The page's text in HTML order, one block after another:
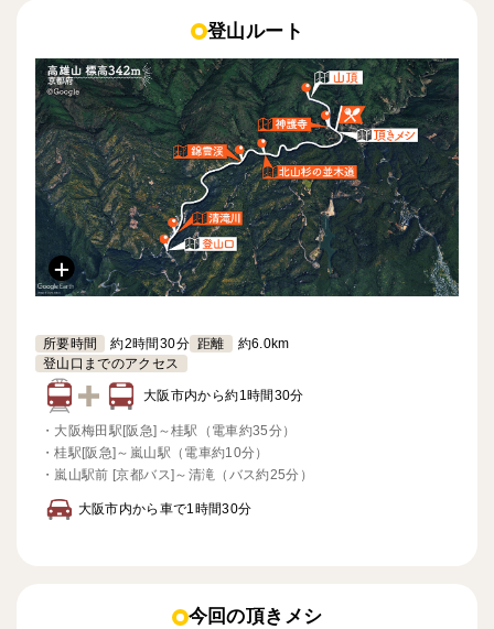
登山ルート
所要時間 約2時間30分 距離
約6.0km
登山口までのアクセス
大阪市内から約1時間30分
・ 大阪梅田駅[阪急]～桂駅（電車約35分）
・桂駅[阪急]～嵐山駅（電車約10分）
・ 嵐山駅前 [京都バス]～清滝（バス約25分）
大阪市内から車で1時間30分
今回の頂きメシ